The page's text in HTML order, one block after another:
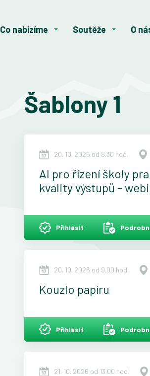
Co nabízíme Soutěže O
Šablony 1
20. 10. 2026 od 8.30 hod.
AI pro řízení školy
kvality výstupů -
Přihlásit
20. 10. 2026 od 9.00 hod.
Kouzlo papíru
Přihlásit
21. 10. 2026 od 13.00 hod.